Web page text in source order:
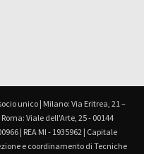
unico | Milano: Via Eritrea, 21 –
Viale dell'Arte, 25 - 00144
| REA MI - 1935962 | Capitale
e coordinamento di Tecniche